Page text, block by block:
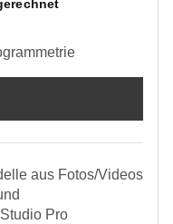
aus Fotos/Videos
Pro